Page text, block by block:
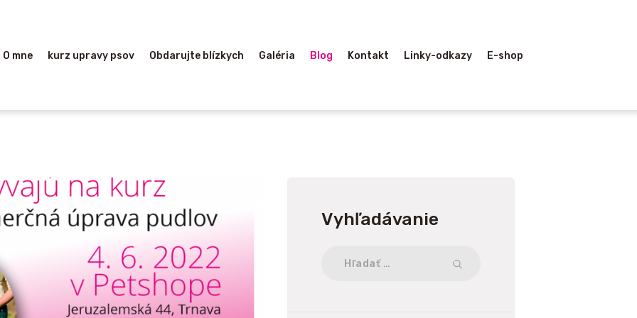
O mne kurz upravy psov Obdarujte blízkych Galéria Blog Kontakt Linky-odkazy E-shop
O MNE
PSOV
GALÉRIA
BLOG
KONTAKT
LINKY-ODKAZY
Vyhľadávanie